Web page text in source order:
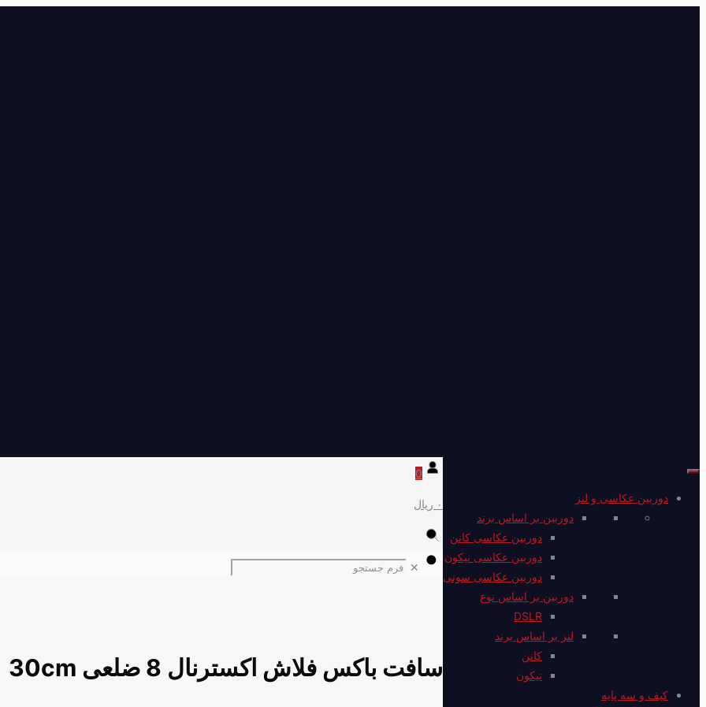
دوربین عکاسی و لنز
دوربین بر اساس برند
دوربین عکاسی کانن
دوربین عکاسی نیکون
دوربین عکاسی سونی
دوربین بر اساس نوع
DSLR
لنز بر اساس برند
کانن
نیکون
کیف و سه پایه
0
۰ ریال
✕
سافت باکس فلاش اکسترنال 8 ضلعی 30cm